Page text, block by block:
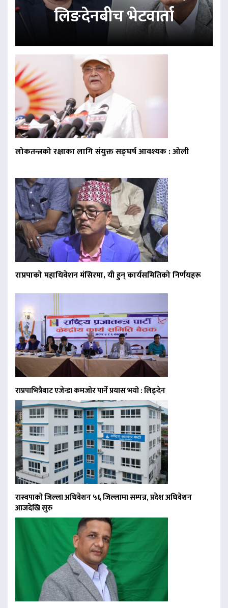
लिङदेनबीच भेटवार्ता
लोकतन्त्रको रक्षाका लागि संयुक्त सङ्घर्ष आवश्यक : ओली
राप्रपाको महाधिवेशन मंसिरमा, यी हुन् कार्यसमितिको निर्णयहरू
राप्रपाभित्रैबाट एजेन्डा कमजोर पार्ने प्रयास भयो : लिङ्देन
रास्वपाको जिल्ला अधिवेशन ५६ जिल्लामा सम्पन्न, प्रदेश अधिवेशन
आजदेखि सुरु